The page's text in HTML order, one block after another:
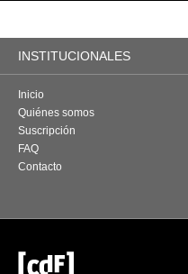
INSTITUCIONALES
Inicio
Quiénes somos
Suscripción
FAQ
Contacto